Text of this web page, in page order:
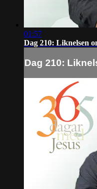
01:57
Dag 210: Liknelsen
Dag 210: